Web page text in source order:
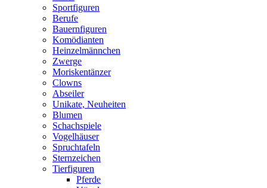
Sportfiguren
Berufe
Bauernfiguren
Komödianten
Heinzelmännchen
Zwerge
Moriskentänzer
Clowns
Abseiler
Unikate, Neuheiten
Blumen
Schachspiele
Vogelhäuser
Spruchtafeln
Sternzeichen
Tierfiguren
Pferde